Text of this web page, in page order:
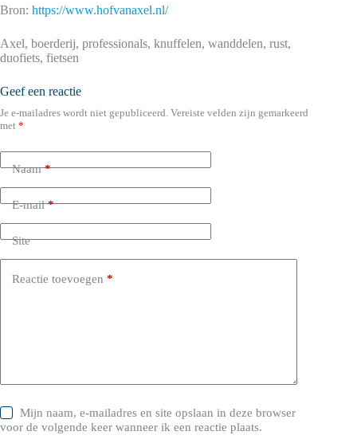
Bron: https://www.hofvanaxel.nl/
Axel, boerderij, professionals, knuffelen, wanddelen, rust,
duofiets, fietsen
Geef een reactie
Je e-mailadres wordt niet gepubliceerd. Vereiste velden zijn gemarkeerd
met *
Naam*
E-mail*
Site
Reactie toevoegen *
Mijn naam, e-mailadres en site opslaan in deze browser
voor de volgende keer wanneer ik een reactie plaats.